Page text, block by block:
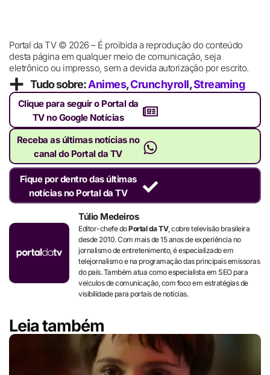
Portal da TV © 2026 – É proibida a reprodução do conteúdo
desta página em qualquer meio de comunicação, seja
eletrônico ou impresso, sem a devida autorização por escrito.
Tudo sobre:Animes,Crunchyroll,Streaming
Clique para seguir o Portal da
TV no Google Notícias
Receba as últimas notícias no
canal do Portal da TV
Fique por dentro das últimas
notícias no Portal da TV
Túlio Medeiros
Editor-chefe doPortal da TV, cobre televisão brasileira
desde 2010. Com mais de 15 anos de experiência no
jornalismo de entretenimento, é especializado em
telejornalismo e na programação das principais emissoras
do país. Também atua como especialista em SEO para
veículos de comunicação, com foco em estratégias de
visibilidade para portais de notícias.
Leia também